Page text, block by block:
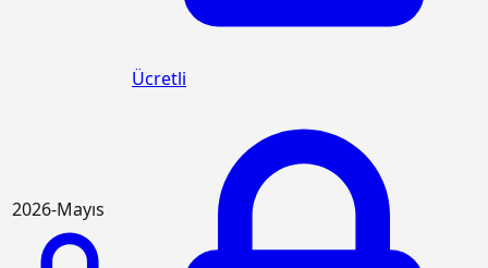
Ücretli
2026-Mayıs